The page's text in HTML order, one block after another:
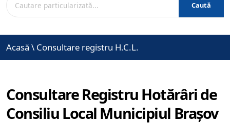
Caută
Acasă \ Consultare registru H.C.L.
Consultare Registru Hotărâri de
Consiliu Local Municipiul Brașov